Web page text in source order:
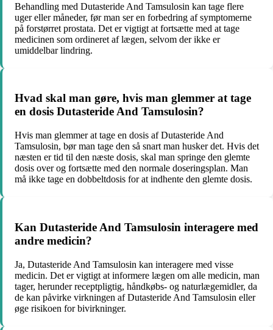
Behandling med Dutasteride And Tamsulosin kan tage flere
uger eller måneder, før man ser en forbedring af symptomerne
på forstørret prostata. Det er vigtigt at fortsætte med at tage
medicinen som ordineret af lægen, selvom der ikke er
umiddelbar lindring.
Hvad skal man gøre, hvis man glemmer at tage
en dosis Dutasteride And Tamsulosin?
Hvis man glemmer at tage en dosis af Dutasteride And
Tamsulosin, bør man tage den så snart man husker det. Hvis det
næsten er tid til den næste dosis, skal man springe den glemte
dosis over og fortsætte med den normale doseringsplan. Man
må ikke tage en dobbeltdosis for at indhente den glemte dosis.
Kan Dutasteride And Tamsulosin interagere med
andre medicin?
Ja, Dutasteride And Tamsulosin kan interagere med visse
medicin. Det er vigtigt at informere lægen om alle medicin, man
tager, herunder receptpligtig, håndkøbs- og naturlægemidler, da
de kan påvirke virkningen af Dutasteride And Tamsulosin eller
øge risikoen for bivirkninger.